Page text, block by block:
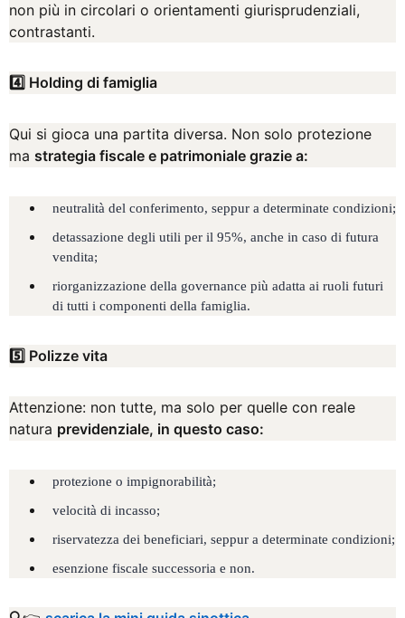
non più in circolari o orientamenti giurisprudenziali,
contrastanti.
4️⃣ Holding di famiglia
Qui si gioca una partita diversa. Non solo protezione
ma strategia fiscale e patrimoniale grazie a:
neutralità del conferimento, seppur a determinate condizioni;
detassazione degli utili per il 95%, anche in caso di futura
vendita;
riorganizzazione della governance più adatta ai ruoli futuri
di tutti i componenti della famiglia.
5️⃣ Polizze vita
Attenzione: non tutte, ma solo per quelle con reale
natura previdenziale, in questo caso:
protezione o impignorabilità;
velocità di incasso;
riservatezza dei beneficiari, seppur a determinate condizioni;
esenzione fiscale successoria e non.